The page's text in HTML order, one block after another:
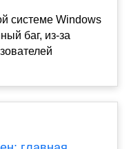
системе Windows
баг, из-за